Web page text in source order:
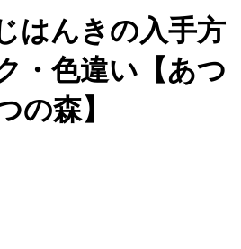
はんきの入手方
・色違い【あつ
の森】